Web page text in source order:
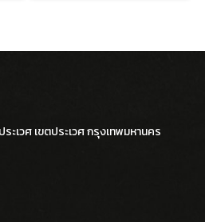
เวศ เขตประเวศ กรุงเทพมหานคร